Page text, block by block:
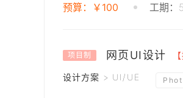
预算：￥100 工期：
项目制 网页UI设计
设计方案 > UI/UE